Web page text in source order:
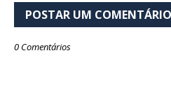
POSTAR UM COMENTÁRIO
0 Comentários